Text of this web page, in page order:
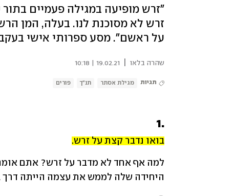
"זרש מופיעה במגילה פעמיים
זרש לא מסוכנת לנו. בעלה, המן
על ראשם". מסע ספרותי אישי
שהרה בלאו 19.02.21 | 10:18
תגיות מגילת אסתר תנ"ך פורים
.1
בואו נדבר קצת על זרש.
היחידה שלה לממש את עצמה הייתה דרך